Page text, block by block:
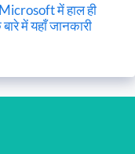
में हाल ही
में यहाँ जानकारी